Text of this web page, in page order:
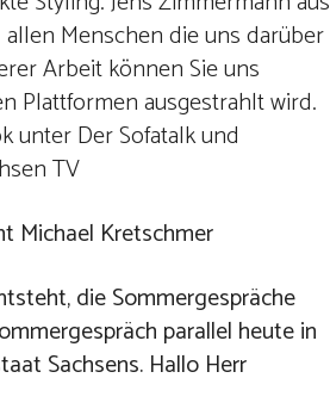
Menschen die uns darüber
Arbeit können Sie uns
Plattformen ausgestrahlt wird.
unter Der Sofatalk und
TV
Michael Kretschmer
die Sommergespräche
parallel heute in
Sachsens. Hallo Herr